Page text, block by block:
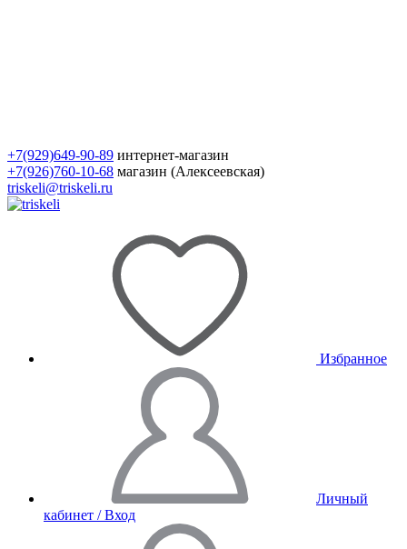
+7(929)649-90-89 интернет-магазин
+7(926)760-10-68 магазин (Алексеевская)
triskeli@triskeli.ru
Избранное
Личный
кабинет / Вход